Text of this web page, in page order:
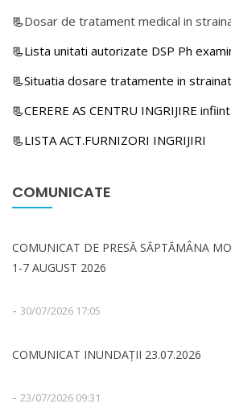
📃Dosar de tratament medical in
📃Lista unitati autorizate DSP Ph
📃Situatia dosare tratamente in
📃CERERE AS CENTRU INGRIJIRE
📃LISTA ACT.FURNIZORI INGRIJIRI
COMUNICATE
COMUNICAT DE PRESĂ SĂPTĂMÂNA
1-7 AUGUST 2026
- 30/07/2026 17:05
COMUNICAT INUNDAȚII 23.07.2026
- 23/07/2026 09:31